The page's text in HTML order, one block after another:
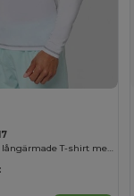
Mäns tekniska långärmade T-shirt med UV-skydd